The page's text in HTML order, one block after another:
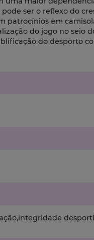
ser o reflexo do
em
do jogo no seio
do desporto